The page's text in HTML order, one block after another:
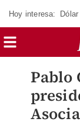
Hoy interesa: Dólar
Pablo